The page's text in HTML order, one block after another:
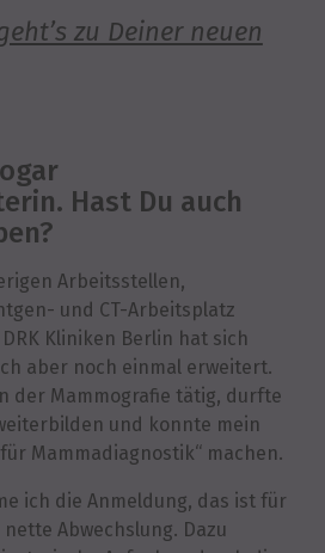
zu Deiner neuen
Hast Du auch
Arbeitsstellen,
und CT-Arbeitsplatz
Kliniken Berlin hat sich
aber noch einmal erweitert.
der Mammografie tätig, durfte
und konnte mein
Mammadiagnostik“ machen.
ich die Anmeldung, das ist für
Abwechslung. Dazu